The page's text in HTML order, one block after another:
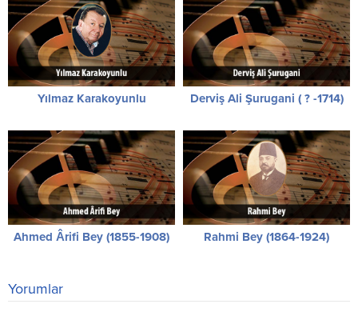
Yılmaz Karakoyunlu Derviş Ali Şurugani ( ? -1714)
Ahmed Ârifi Bey (1855-1908) Rahmi Bey (1864-1924)
Yorumlar